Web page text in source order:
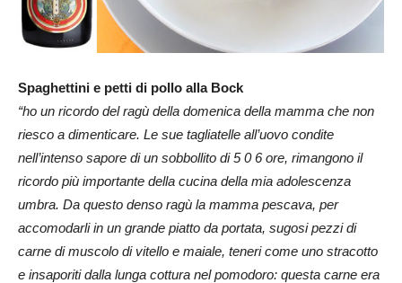
Spaghettini e petti di pollo alla Bock
“ho un ricordo del ragù della domenica della mamma che non
riesco a dimenticare. Le sue tagliatelle all’uovo condite
nell’intenso sapore di un sobbollito di 5 0 6 ore, rimangono il
ricordo più importante della cucina della mia adolescenza
umbra. Da questo denso ragù la mamma pescava, per
accomodarli in un grande piatto da portata, sugosi pezzi di
carne di muscolo di vitello e maiale, teneri come uno stracotto
e insaporiti dalla lunga cottura nel pomodoro: questa carne era